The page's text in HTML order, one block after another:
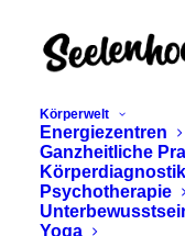
Körperwelt
Energiezentren
Ganzheitliche
Körperdiagnostik
Psychotherapie
Yoga